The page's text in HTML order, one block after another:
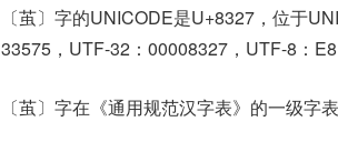
〔茧〕字的UNICODE是U+8327，位于
33575，UTF-32：00008327，UTF-8：E8
〔茧〕字在《通用规范汉字表》的一级字